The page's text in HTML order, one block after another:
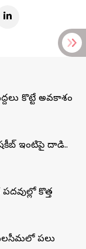
కొట్టే అవకాశం
ఇంటిపై దాడి..
కొత్త
పలు